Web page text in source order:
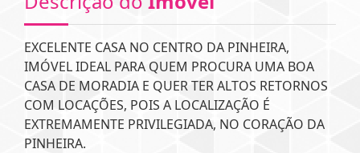
EXCELENTE CASA NO CENTRO DA PINHEIRA,
IMÓVEL IDEAL PARA QUEM PROCURA UMA BOA
CASA DE MORADIA E QUER TER ALTOS RETORNOS
COM LOCAÇÕES, POIS A LOCALIZAÇÃO É
EXTREMAMENTE PRIVILEGIADA, NO CORAÇÃO DA
PINHEIRA.